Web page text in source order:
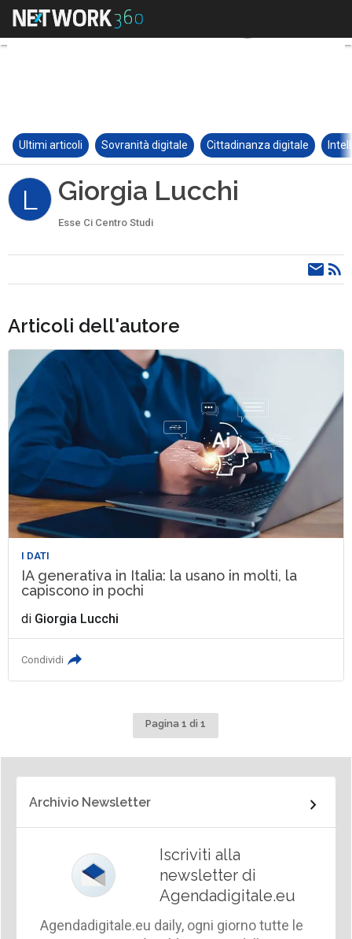
Ultimi articoli Sovranità digitale Cittadinanza digitale
L Giorgia Lucchi
Esse Ci Centro Studi
Articoli dell'autore
I DATI
IA generativa in Italia: la usano in molti, la
capiscono in pochi
di Giorgia Lucchi
Condividi
Pagina 1 di 1
Archivio Newsletter
Iscriviti alla
newsletter di
Agendadigitale.eu
Agendadigitale.eu daily, ogni giorno tutte le